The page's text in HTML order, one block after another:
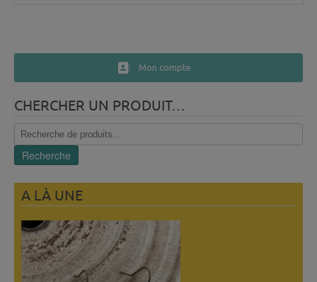
Mon compte
CHERCHER UN PRODUIT…
Recherche
pour :
Recherche
A LÀ UNE